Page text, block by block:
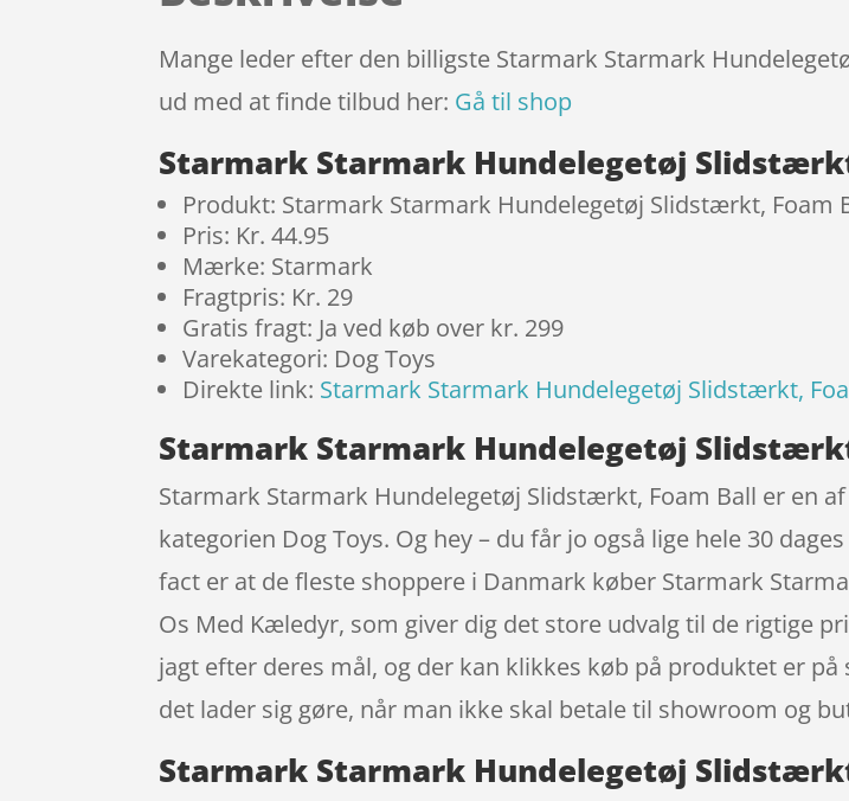
Mange leder efter den billigste Starmark Starmark
ud med at finde tilbud her: Gå til shop
Starmark Starmark Hundelegetøj
Produkt: Starmark Starmark Hundelegetøj Slidstærkt, Foam
Pris: Kr. 44.95
Mærke: Starmark
Fragtpris: Kr. 29
Gratis fragt: Ja ved køb over kr. 299
Varekategori: Dog Toys
Direkte link: Starmark Starmark Hundelegetøj Slidstærkt,
Starmark Starmark Hundelegetøj
Starmark Starmark Hundelegetøj Slidstærkt, Foam Ball er en
kategorien Dog Toys. Og hey – du får jo også lige hele 30
fact er at de fleste shoppere i Danmark køber Starmark
Os Med Kæledyr, som giver dig det store udvalg til de rigtige
jagt efter deres mål, og der kan klikkes køb på produktet er
det lader sig gøre, når man ikke skal betale til showroom og
Starmark Starmark Hundelegetøj